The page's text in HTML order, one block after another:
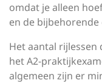
omdat je alleen
en de bijbehorende
Het aantal
het A2-
algemeen zijn er